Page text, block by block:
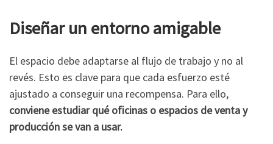
Diseñar un entorno amigable
El espacio debe adaptarse al flujo de trabajo y no al
revés. Esto es clave para que cada esfuerzo esté
ajustado a conseguir una recompensa. Para ello,
conviene estudiar qué oficinas o espacios de venta y
producción se van a usar.